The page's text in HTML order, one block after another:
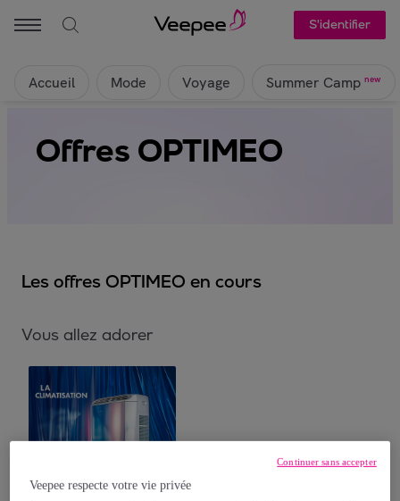
S'identifier
Accueil Mode Voyage Summer Camp new
Offres OPTIMEO
Les offres OPTIMEO en cours
Vous allez adorer
Veepee respecte votre vie privée
Continuer sans accepter